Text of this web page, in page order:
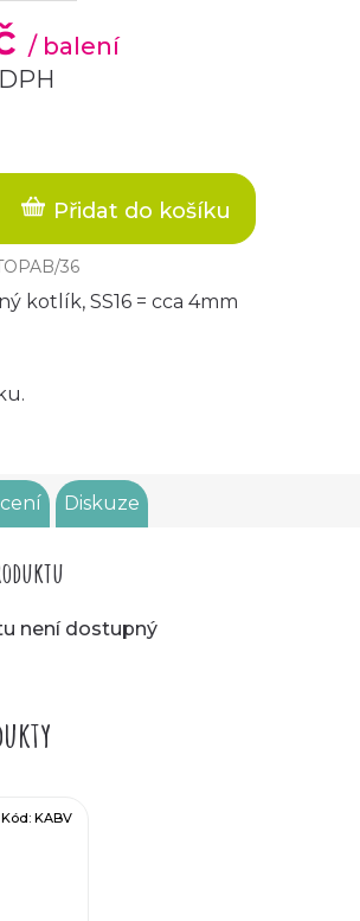
/ balení
Přidat do košíku
36
kotlík, SS16 = cca 4mm
Diskuze
není dostupný
Kód: KABV